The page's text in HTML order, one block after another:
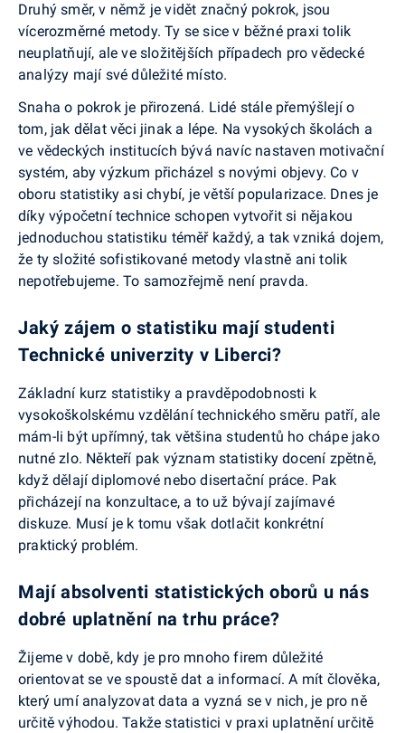
Druhý směr, v němž je vidět značný pokrok, jsou
vícerozměrné metody. Ty se sice v běžné praxi tolik
neuplatňují, ale ve složitějších případech pro vědecké
analýzy mají své důležité místo.
Snaha o pokrok je přirozená. Lidé stále přemýšlejí o
tom, jak dělat věci jinak a lépe. Na vysokých školách a
ve vědeckých institucích bývá navíc nastaven motivační
systém, aby výzkum přicházel s novými objevy. Co v
oboru statistiky asi chybí, je větší popularizace. Dnes je
díky výpočetní technice schopen vytvořit si nějakou
jednoduchou statistiku téměř každý, a tak vzniká dojem,
že ty složité sofistikované metody vlastně ani tolik
nepotřebujeme. To samozřejmě není pravda.
Jaký zájem o statistiku mají studenti
Technické univerzity v Liberci?
Základní kurz statistiky a pravděpodobnosti k
vysokoškolskému vzdělání technického směru patří, ale
mám-li být upřímný, tak většina studentů ho chápe jako
nutné zlo. Někteří pak význam statistiky docení zpětně,
když dělají diplomové nebo disertační práce. Pak
přicházejí na konzultace, a to už bývají zajímavé
diskuze. Musí je k tomu však dotlačit konkrétní
praktický problém.
Mají absolventi statistických oborů u nás
dobré uplatnění na trhu práce?
Žijeme v době, kdy je pro mnoho firem důležité
orientovat se ve spoustě dat a informací. A mít člověka,
který umí analyzovat data a vyzná se v nich, je pro ně
určitě výhodou. Takže statistici v praxi uplatnění určitě